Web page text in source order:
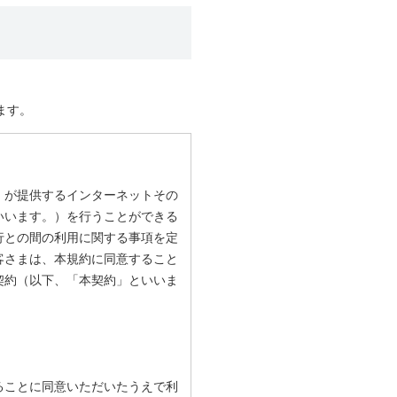
。
提供するインターネットその
ます。）を行うことができる
の間の利用に関する事項を定
まは、本規約に同意すること
（以下、「本契約」といいま
とに同意いただいたうえで利